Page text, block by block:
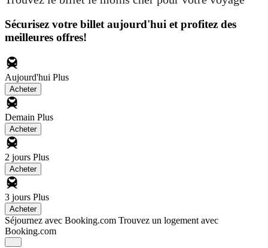
Sécurisez votre billet aujourd'hui et profitez des
meilleures offres!
Aujourd'hui Plus
Acheter
Demain Plus
Acheter
2 jours Plus
Acheter
3 jours Plus
Acheter
Séjournez avec Booking.com Trouvez un logement avec
Booking.com